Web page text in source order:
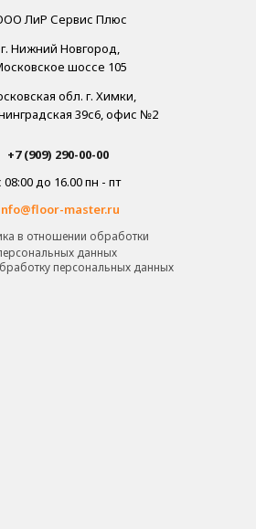
г. Нижний Новгород,
шоссе 105
master.ru
+7 (909) 290-00-00
08:00 до 16.00 пн - пт
ЛиР Сервис Плюс
обл. г. Химки,
39с6, офис №2
персональных данных
в отношении обработки
данных